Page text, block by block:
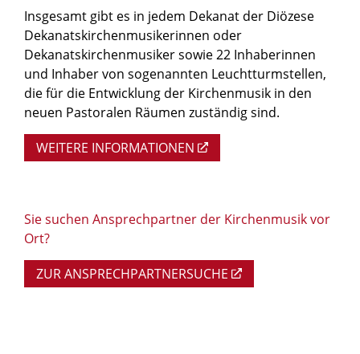
Insgesamt gibt es in jedem Dekanat der Diözese
Dekanatskirchenmusikerinnen oder
Dekanatskirchenmusiker sowie 22 Inhaberinnen
und Inhaber von sogenannten Leuchtturmstellen,
die für die Entwicklung der Kirchenmusik in den
neuen Pastoralen Räumen zuständig sind.
WEITERE INFORMATIONEN
Sie suchen Ansprechpartner der Kirchenmusik vor
Ort?
ZUR ANSPRECHPARTNERSUCHE